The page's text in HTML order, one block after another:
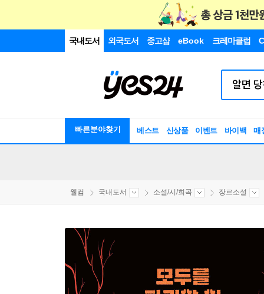
국내도서 외국도서 중고샵 eBook 크레마클럽
빠른분야찾기 베스트 신상품 이벤트 바이백 매
웰컴 국내도서 소설/시/희곡 장르소설